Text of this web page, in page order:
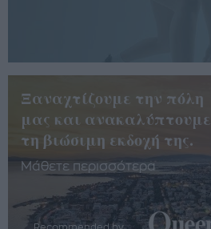
Ξαναχτίζουμε την πόλη
μας και ανακαλύπτουμε
τη βιώσιμη εκδοχή της.
Μάθετε περισσότερα